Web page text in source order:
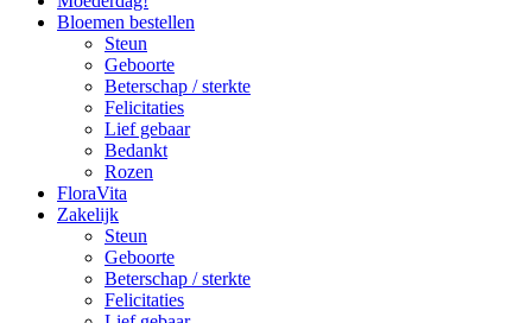
Bloemen bestellen
Steun
Geboorte
Beterschap / sterkte
Felicitaties
Lief gebaar
Bedankt
Rozen
FloraVita
Zakelijk
Steun
Geboorte
Beterschap / sterkte
Felicitaties